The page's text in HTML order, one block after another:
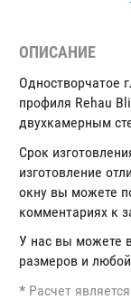
ОПИСАНИЕ
Одностворчатое
профиля Rehau
двухкамерным
Срок
изготовление
окну вы можете
комментариях к
У нас вы можете
размеров и
* Расчет